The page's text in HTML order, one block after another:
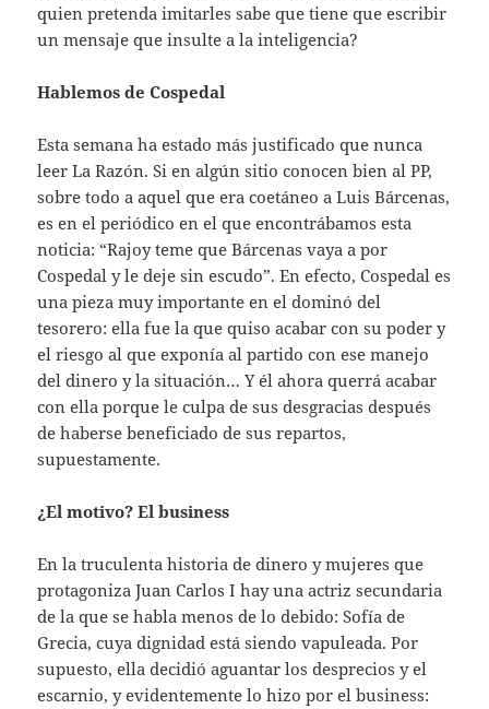
quien pretenda imitarles sabe que tiene que escribir
un mensaje que insulte a la inteligencia?
Hablemos de Cospedal
Esta semana ha estado más justificado que nunca
leer La Razón. Si en algún sitio conocen bien al PP,
sobre todo a aquel que era coetáneo a Luis Bárcenas,
es en el periódico en el que encontrábamos esta
noticia: “Rajoy teme que Bárcenas vaya a por
Cospedal y le deje sin escudo”. En efecto, Cospedal es
una pieza muy importante en el dominó del
tesorero: ella fue la que quiso acabar con su poder y
el riesgo al que exponía al partido con ese manejo
del dinero y la situación… Y él ahora querrá acabar
con ella porque le culpa de sus desgracias después
de haberse beneficiado de sus repartos,
supuestamente.
¿El motivo? El business
En la truculenta historia de dinero y mujeres que
protagoniza Juan Carlos I hay una actriz secundaria
de la que se habla menos de lo debido: Sofía de
Grecia, cuya dignidad está siendo vapuleada. Por
supuesto, ella decidió aguantar los desprecios y el
escarnio, y evidentemente lo hizo por el business: